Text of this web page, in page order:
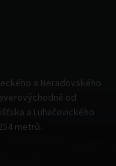
a Neradovského
od
a Luhačovického
metrů.